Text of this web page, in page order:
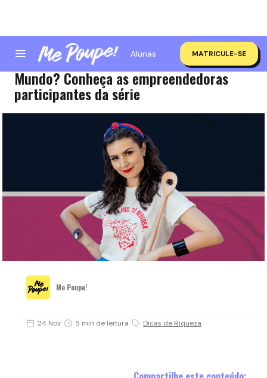
Alunas MATRICULE-SE
Quem são as Mulheres que Mudam o
Mundo? Conheça as empreendedoras
participantes da série
Me Poupe!
24 Nov 5 min de leitura Dicas de Riqueza